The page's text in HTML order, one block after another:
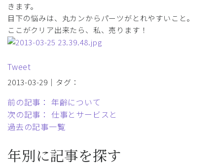
きます。
目下の悩みは、丸カンからパーツがとれやすいこと。
ここがクリア出来たら、私、売ります！
Tweet
2013-03-29｜タグ：
前の記事： 年齢について
次の記事： 仕事とサービスと
過去の記事一覧
年別に記事を探す